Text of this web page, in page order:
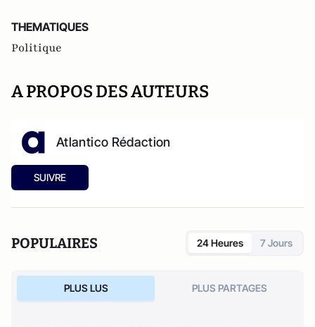
THEMATIQUES
Politique
A PROPOS DES AUTEURS
Atlantico Rédaction
SUIVRE
POPULAIRES 24 Heures 7 Jours
PLUS LUS PLUS PARTAGES